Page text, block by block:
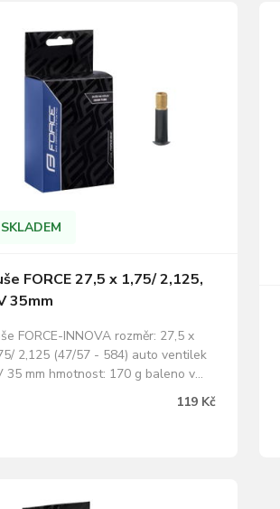
SKLADEM
FORCE 27,5 x 1,75/ 2,125,
35mm
FORCE-INNOVA rozměr: 27,5 x
2,125 (47/57 - 584) auto ventilek
35 mm hmotnost: 170 g baleno v
119 Kč